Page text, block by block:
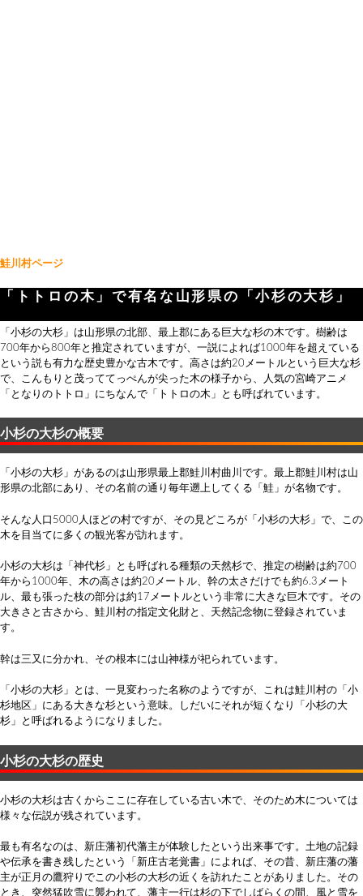
鮭川村ページ
「トトロの木」で有名な山形県の「小杉の大杉」
「小杉の大杉」は山形県の北部、最上郡にある巨大な杉の木です。樹齢は
700年から800年と推定されていますが、一説によれば1000年を超えている
という説も有力な歴史豊かな古木です。高さは約20メートルという巨大な杉
で、こんもりと茂っててっぺんが尖った木の様子から、人気の宮崎アニメ
「となりのトトロ」にちなんで「トトロの木」とも呼ばれています。
小杉の大杉の概要
「小杉の大杉」があるのは山形県最上郡鮭川村曲川です。最上郡鮭川村は山
形県の北部にあり、その名前の通り毎年遡上してくる「鮭」が名物です。
そんな人口5000人ほどの村ですが、その見どころが「小杉の大杉」で、この
木を目当てに多くの観光客が訪れます。
小杉の大杉は「神代杉」とも呼ばれる種類の天然杉で、推定の樹齢は約700
年から1000年、木の高さは約20メートル、幹の太さだけでも約6.3メート
ル、最も張った枝の部分は約17メートルという非常に大きな巨木です。その
大きさと古さから、鮭川村の指定文化財と、天然記念物に登録されていま
す。
幹は三又に分かれ、その根本には山神様が祀られています。
「小杉の大杉」とは、一見変わった名称のようですが、これは鮭川村の「小
杉地区」にある大きな杉という意味。しだいにそれが短くなり「小杉の大
杉」と呼ばれるようになりました。
小杉の大杉の歴史
小杉の大杉は古くからここに存在している古い木で、そのため木については
様々な伝説が残されています。
最も有名なのは、新庄藩初代藩主が体験したという出来事です。土地の記録
や伝承を書き残したという「新庄古老覚書」によれば、その昔、新庄藩の藩
主が正月の鷹狩りでこの小杉の大杉の近くを訪れたことがありました。その
とき、突然猛吹雪に襲われて、藩主一行は杉の下でしばらくの間、風と雪を